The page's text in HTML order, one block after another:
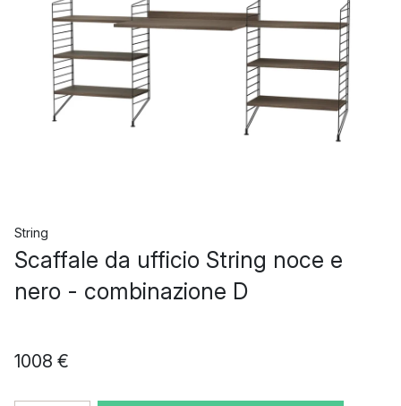
String
Scaffale da ufficio String noce e
nero - combinazione D
1008 €